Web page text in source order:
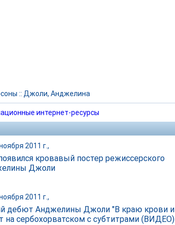
:: Джоли, Анджелина
интернет-ресурсы
2011 г.,
кровавый постер режиссерского
Джоли
2011 г.,
дебют Анджелины Джоли "В краю крови и
на сербохорватском с субтитрами (ВИДЕО)